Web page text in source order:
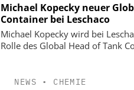
Michael Kopecky neuer
Container bei Leschaco
Michael Kopecky wird bei
Rolle des Global Head of Tank
NEWS • CHEMIE